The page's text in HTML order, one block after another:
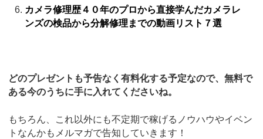
カメラ修理歴４０年のプロから直接学んだカメラレ
ンズの検品から分解修理までの動画リスト７選
どのプレゼントも予告なく有料化する予定なので、無料で
ある今のうちに手に入れてくださいね。
もちろん、これ以外にも不定期で稼げるノウハウやイベン
トなんかもメルマガで告知していきます！